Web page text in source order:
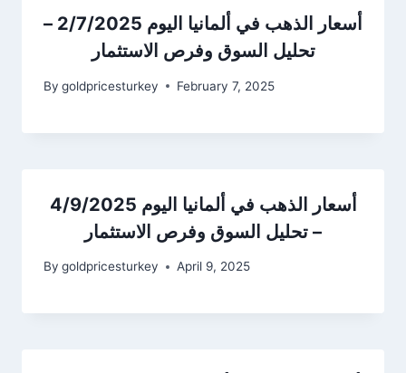
أسعار الذهب في ألمانيا اليوم 2/7/2025 –
تحليل السوق وفرص الاستثمار
By goldpricesturkey February 7, 2025
أسعار الذهب في ألمانيا اليوم 4/9/2025
– تحليل السوق وفرص الاستثمار
By goldpricesturkey April 9, 2025